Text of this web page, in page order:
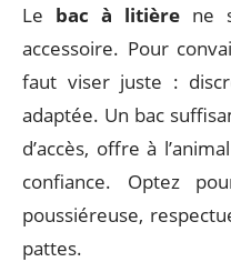
Le bac à litièrene
accessoire. Pour
faut viser juste :
adaptée. Un bac
d’accès, offre à
confiance. Optez
poussiéreuse,
pattes.